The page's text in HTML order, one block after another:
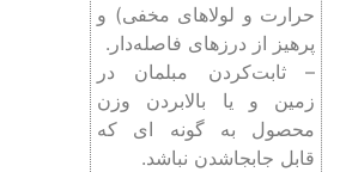
حرارت و لولاهای مخفی) و
پرهیز از درزهای فاصله‌دار.
– ثابت‌کردن مبلمان در
زمین و یا بالا‌بردن وزن
محصول به گونه ای که
قابل جابجا‌شدن نباشد.